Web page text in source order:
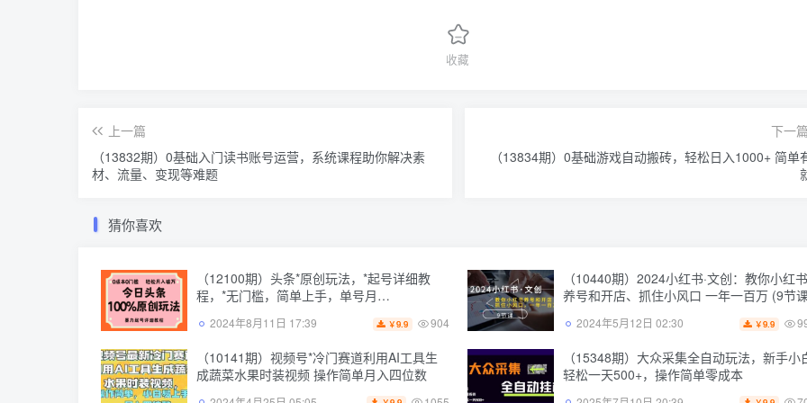
收藏
上一篇
（13832期）0基础入门读书账号运营，系统课程助你解决素
材、流量、变现等难题
下一篇
（13834期）0基础游戏自动搬砖，轻松日入1000+ 简单
猜你喜欢
（12100期）头条*原创玩法，*起号详细教
程，*无门槛，简单上手，单号月…
2024年8月11日 17:39 ￥9.9 904
（10440期）2024小红书·文创：教你小红书
养号和开店、抓住小风口 一年一百万 (9节
2024年5月12日 02:30 ￥9.9
（10141期）视频号*冷门赛道利用AI工具生
成蔬菜水果时装视频 操作简单月入四位数
（15348期）大众采集全自动玩法，新手小
轻松一天500+，操作简单零成本